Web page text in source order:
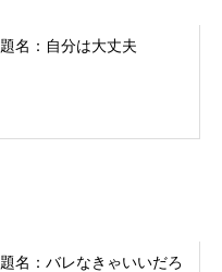
題名：自分は大丈夫
題名：バレなきゃいいだろ